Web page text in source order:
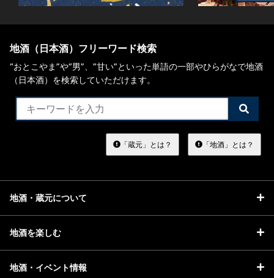
地酒（日本酒）フリーワード検索
“おとこやま”や“男”、”甘い”といった単語の一部やひらがなで地酒
（日本酒）を検索していただけます。
検
索
る
「蔵元」とは？ 「地酒」とは？
地酒・蔵元について
地酒を楽しむ
地酒・イベント情報